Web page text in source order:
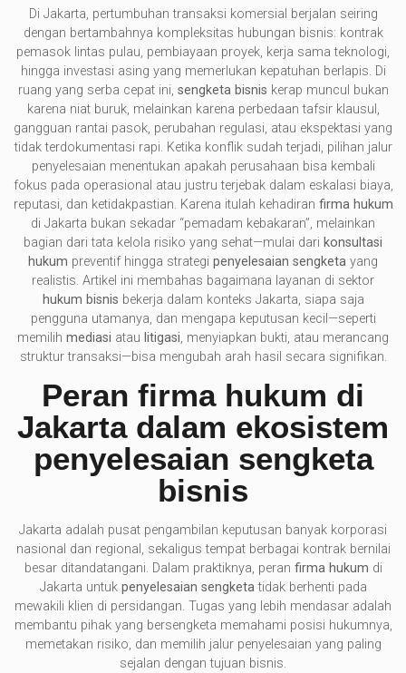
Di Jakarta, pertumbuhan transaksi komersial berjalan seiring
dengan bertambahnya kompleksitas hubungan bisnis: kontrak
pemasok lintas pulau, pembiayaan proyek, kerja sama teknologi,
hingga investasi asing yang memerlukan kepatuhan berlapis. Di
ruang yang serba cepat ini, sengketa bisnis kerap muncul bukan
karena niat buruk, melainkan karena perbedaan tafsir klausul,
gangguan rantai pasok, perubahan regulasi, atau ekspektasi yang
tidak terdokumentasi rapi. Ketika konflik sudah terjadi, pilihan jalur
penyelesaian menentukan apakah perusahaan bisa kembali
fokus pada operasional atau justru terjebak dalam eskalasi biaya,
reputasi, dan ketidakpastian. Karena itulah kehadiran firma hukum
di Jakarta bukan sekadar “pemadam kebakaran”, melainkan
bagian dari tata kelola risiko yang sehat—mulai dari konsultasi
hukum preventif hingga strategi penyelesaian sengketa yang
realistis. Artikel ini membahas bagaimana layanan di sektor
hukum bisnis bekerja dalam konteks Jakarta, siapa saja
pengguna utamanya, dan mengapa keputusan kecil—seperti
memilih mediasi atau litigasi, menyiapkan bukti, atau merancang
struktur transaksi—bisa mengubah arah hasil secara signifikan.
Peran firma hukum di
Jakarta dalam ekosistem
penyelesaian sengketa
bisnis
Jakarta adalah pusat pengambilan keputusan banyak korporasi
nasional dan regional, sekaligus tempat berbagai kontrak bernilai
besar ditandatangani. Dalam praktiknya, peran firma hukum di
Jakarta untuk penyelesaian sengketatidak berhenti pada
mewakili klien di persidangan. Tugas yang lebih mendasar adalah
membantu pihak yang bersengketa memahami posisi hukumnya,
memetakan risiko, dan memilih jalur penyelesaian yang paling
sejalan dengan tujuan bisnis.